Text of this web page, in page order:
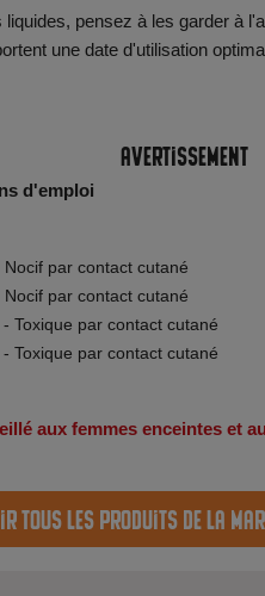
pensez à les garder à
une date d'utilisation
Avertissement
d'emploi
par contact cutané
par contact cutané
Toxique par contact cutané
Toxique par contact cutané
aux femmes enceintes et
tous les produits de la